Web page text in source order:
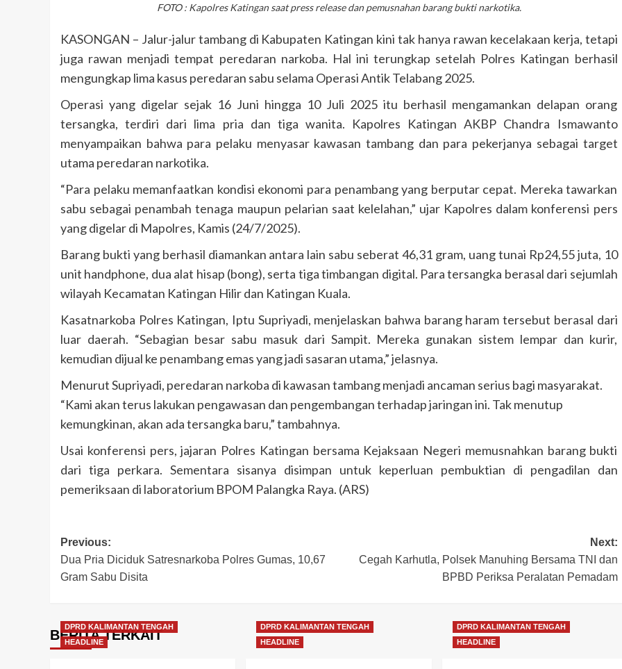
FOTO : Kapolres Katingan saat press release dan pemusnahan barang bukti narkotika.
KASONGAN – Jalur-jalur tambang di Kabupaten Katingan kini tak hanya rawan kecelakaan kerja, tetapi
juga rawan menjadi tempat peredaran narkoba. Hal ini terungkap setelah Polres Katingan berhasil
mengungkap lima kasus peredaran sabu selama Operasi Antik Telabang 2025.
Operasi yang digelar sejak 16 Juni hingga 10 Juli 2025 itu berhasil mengamankan delapan orang
tersangka, terdiri dari lima pria dan tiga wanita. Kapolres Katingan AKBP Chandra Ismawanto
menyampaikan bahwa para pelaku menyasar kawasan tambang dan para pekerjanya sebagai target
utama peredaran narkotika.
“Para pelaku memanfaatkan kondisi ekonomi para penambang yang berputar cepat. Mereka tawarkan
sabu sebagai penambah tenaga maupun pelarian saat kelelahan,” ujar Kapolres dalam konferensi pers
yang digelar di Mapolres, Kamis (24/7/2025).
Barang bukti yang berhasil diamankan antara lain sabu seberat 46,31 gram, uang tunai Rp24,55 juta, 10
unit handphone, dua alat hisap (bong), serta tiga timbangan digital. Para tersangka berasal dari sejumlah
wilayah Kecamatan Katingan Hilir dan Katingan Kuala.
Kasatnarkoba Polres Katingan, Iptu Supriyadi, menjelaskan bahwa barang haram tersebut berasal dari
luar daerah. “Sebagian besar sabu masuk dari Sampit. Mereka gunakan sistem lempar dan kurir,
kemudian dijual ke penambang emas yang jadi sasaran utama,” jelasnya.
Menurut Supriyadi, peredaran narkoba di kawasan tambang menjadi ancaman serius bagi masyarakat.
“Kami akan terus lakukan pengawasan dan pengembangan terhadap jaringan ini. Tak menutup
kemungkinan, akan ada tersangka baru,” tambahnya.
Usai konferensi pers, jajaran Polres Katingan bersama Kejaksaan Negeri memusnahkan barang bukti
dari tiga perkara. Sementara sisanya disimpan untuk keperluan pembuktian di pengadilan dan
pemeriksaan di laboratorium BPOM Palangka Raya. (ARS)
Post
navigation
Previous:
Dua Pria Diciduk Satresnarkoba Polres Gumas, 10,67
Gram Sabu Disita
Next:
Cegah Karhutla, Polsek Manuhing Bersama TNI dan
BPBD Periksa Peralatan Pemadam
BERITA TERKAIT
DPRD KALIMANTAN TENGAH
HEADLINE
DPRD KALIMANTAN TENGAH
HEADLINE
DPRD KALIMANTAN TENGAH
HEADLINE
Polres Gunung Mas Amankan Ibadah
Kenaikan Yesus Kristus di Sembilan